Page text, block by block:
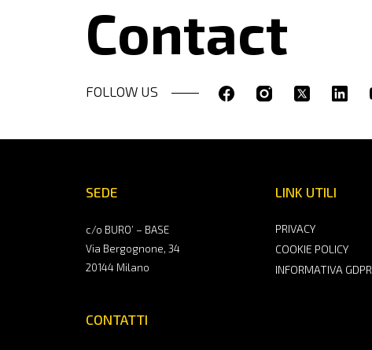
Contact
FOLLOW US
SEDE
c/o BURO’ – BASE
Via Bergognone, 34
20144 Milano
CONTATTI
LINK UTILI
PRIVACY
COOKIE POLICY
INFORMATIVA GDPR